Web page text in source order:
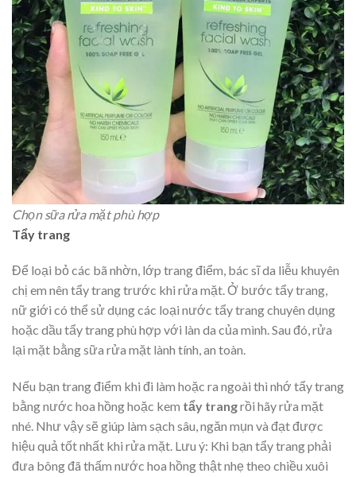
Chọn sữa rửa mặt phù hợp
Tẩy trang
Để loại bỏ các bã nhờn, lớp trang điểm, bác sĩ da liễu khuyên
chị em nên tẩy trang trước khi rửa mặt. Ở bước tẩy trang,
nữ giới có thể sử dụng các loại nước tẩy trang chuyên dụng
hoặc dầu tẩy trang phù hợp với làn da của mình. Sau đó, rửa
lại mặt bằng sữa rửa mặt lành tính, an toàn.
Nếu bạn trang điểm khi đi làm hoặc ra ngoài thì nhớ tẩy trang
bằng nước hoa hồng hoặc kem tẩy trangrồi hãy rửa mặt
nhé. Như vậy sẽ giúp làm sạch sâu, ngăn mụn và đạt được
hiệu quả tốt nhất khi rửa mặt. Lưu ý: Khi bạn tẩy trang phải
đưa bông đã thấm nước hoa hồng thật nhẹ theo chiều xuôi